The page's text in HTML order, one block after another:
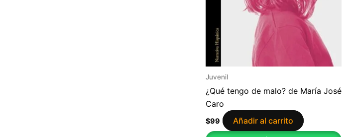
Juvenil
¿Qué tengo de malo? de María José
Caro
$99
Añadir al carrito